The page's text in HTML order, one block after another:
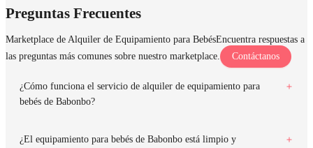
Preguntas Frecuentes
Marketplace de Alquiler de Equipamiento para BebésEncuentra respuestas a
las preguntas más comunes sobre nuestro marketplace.
Contáctanos
¿Cómo funciona el servicio de alquiler de equipamiento para
bebés de Babonbo?
¿El equipamiento para bebés de Babonbo está limpio y